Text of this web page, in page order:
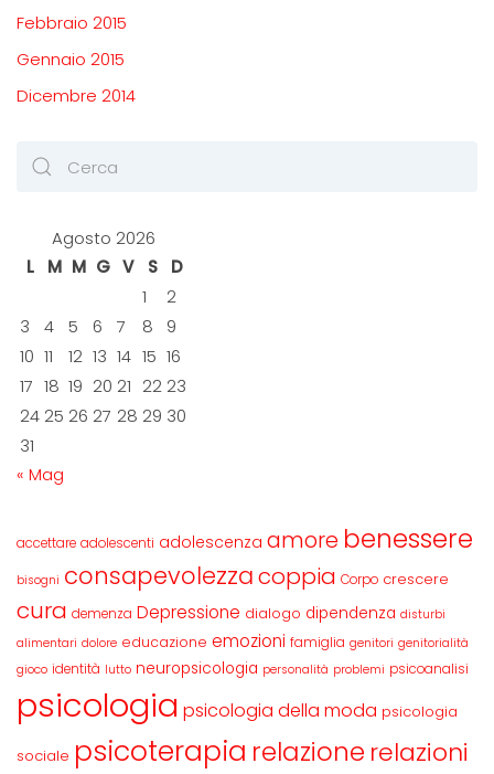
Febbraio 2015
Gennaio 2015
Dicembre 2014
Agosto 2026
L
M M G V S
D
1
2
3
4 5 6 7 8
9
10 11 12 13 14 15 16
17 18 19 20 21 22 23
24 25 26 27 28 29 30
31
« Mag
accettare adolescenti adolescenza amore benessere
bisogni consapevolezzacoppia Corpo crescere
cura demenza Depressione dialogo dipendenza disturbi
alimentari dolore educazione emozioni famiglia genitori genitorialità
gioco identità lutto neuropsicologia personalità problemi psicoanalisi
psicologia psicologia della moda psicologia
sociale psicoterapia relazione relazioni